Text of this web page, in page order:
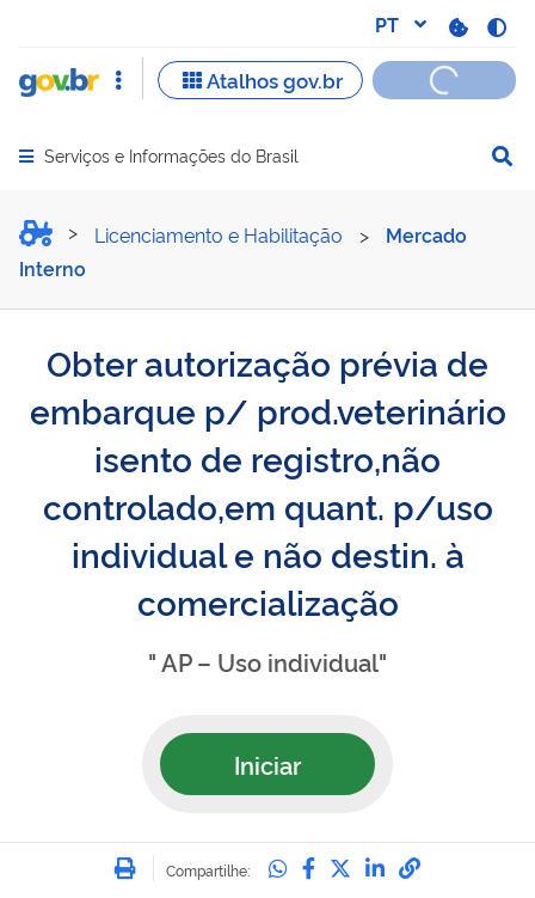
Abrir menu principal de navegação
Serviços e Informações do Brasil
Obter autorização prévia
Licenciamento e Habilitação >
Mercado
Interno
Obter autorização prévia de
embarque p/ prod.veterinário
isento de registro,não
controlado,em quant. p/uso
individual e não destin. à
comercialização
" AP – Uso individual"
Iniciar
Imprimir
Compartilhe: Compartilhe no
Compartilhe no
Compartilhe no
Compartilhe